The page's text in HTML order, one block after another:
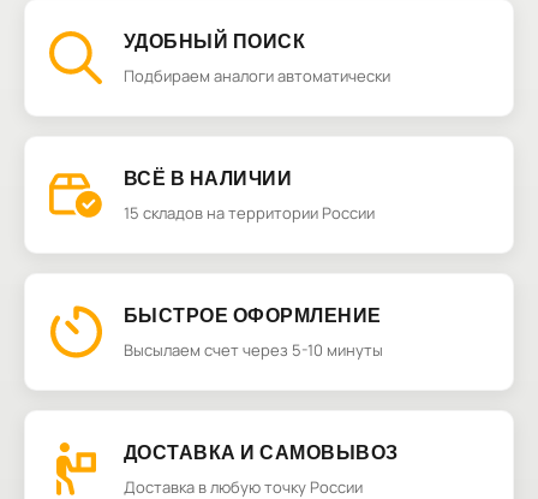
УДОБНЫЙ ПОИСК
Подбираем аналоги автоматически
ВСЁ В НАЛИЧИИ
15 складов на территории России
БЫСТРОЕ ОФОРМЛЕНИЕ
Высылаем счет через 5-10 минуты
ДОСТАВКА И САМОВЫВОЗ
Доставка в любую точку России